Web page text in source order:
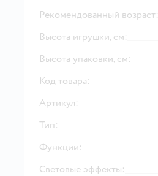
Рекомендованный возраст:
Высота игрушки, см:
Высота упаковки, см:
Код товара:
Артикул:
Тип:
Функции:
Световые эффекты: